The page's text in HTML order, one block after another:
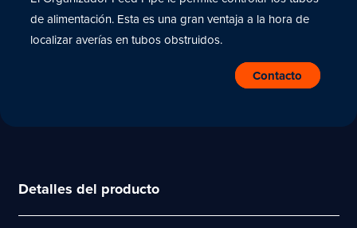
de alimentación. Esta es una gran ventaja a la hora de
localizar averías en tubos obstruidos.
Contacto
Detalles del producto